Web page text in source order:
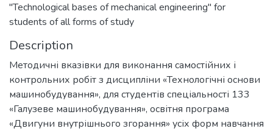
"Technological bases of mechanical engineering" for
students of all forms of study
Description
Методичні вказівки для виконання самостійних і
контрольних робіт з дисципліни «Технологічні основи
машинобудування», для студентів спеціальності 133
«Галузеве машинобудування», освітня програма
«Двигуни внутрішнього згорання» усіх форм навчання